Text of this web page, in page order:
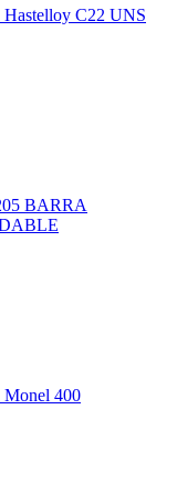
Hastelloy C22 UNS
BARRA
Monel 400